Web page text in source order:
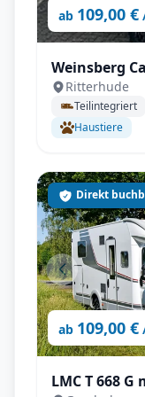
ab 109,00 €
Weinsberg
Pepper |
Ritterhude
Teilintegriert
Haustiere
ab 109,00 €
Direkt
LMC T 668 G mit Einzelbetten und